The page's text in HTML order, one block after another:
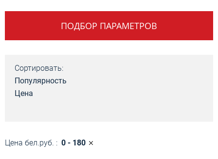
ПОДБОР ПАРАМЕТРОВ
Сортировать:
Популярность
Цена
Цена бел.руб. : 0 - 180